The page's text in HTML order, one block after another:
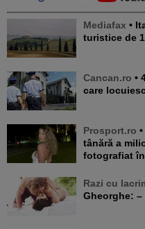
Mediafax • Italia inaugurează o rețea de trasee
turistice de
Cancan.ro • 4.000 lei amendă tuturor românilor
care
Prosport.ro • Antonela Pătruț, iubita mult mai
tânără a
fotografiat
Razi cu
Gheorghe: